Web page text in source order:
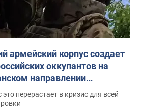
армейский корпус создает
оккупантов на
направлении
дискомфорт: как это
это перерастает в кризис для всей